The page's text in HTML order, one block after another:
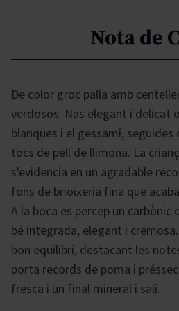
Nota de
De color groc palla amb
verdosos. Nas elegant i delicat
blanques i el gessamí,
tocs de pell de llimona. La
s'evidencia en un agradable
fons de brioixeria fina que
A la boca es percep un
bé integrada, elegant i
bon equilibri, destacant les
porta records de poma i
fresca i un final mineral i salí.